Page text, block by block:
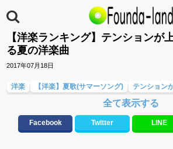
【洋楽ランキング】テンションが
る夏の洋楽曲
2017年07月18日
洋楽 【洋楽】夏歌(サマーソング) テンション
全て表示する
Facebook Twitter LINE